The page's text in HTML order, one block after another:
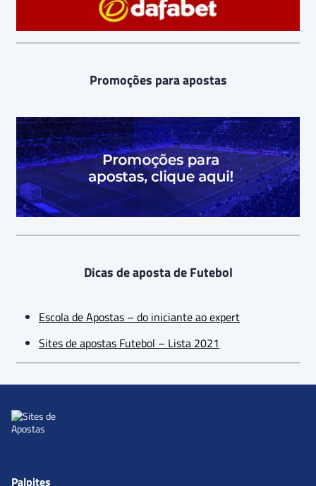
Promoções para apostas
Dicas de aposta de Futebol
Escola de Apostas – do iniciante ao expert
Sites de apostas Futebol – Lista 2021
Palpites